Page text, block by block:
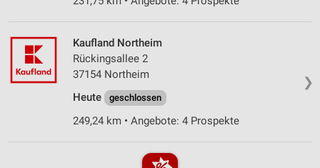
❯
Kaufland Northeim
Rückingsallee 2
37154 Northeim
Heute
geschlossen
249,24 km • Angebote: 4 Prospekte